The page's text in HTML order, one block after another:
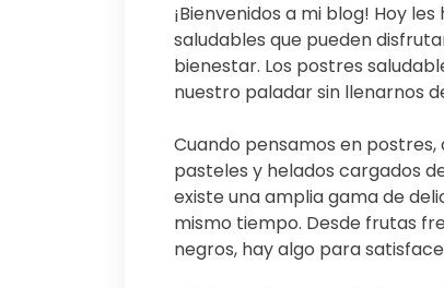
¡Bienvenidos a mi blog! Hoy
saludables que pueden
bienestar. Los postres
nuestro paladar sin llenarnos
Cuando pensamos en
pasteles y helados cargados
existe una amplia gama de
mismo tiempo. Desde frutas
negros, hay algo para